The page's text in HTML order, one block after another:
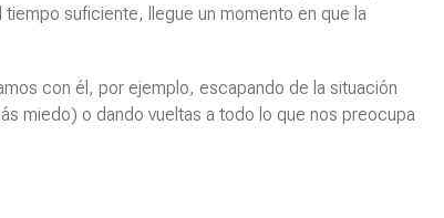
suficiente, llegue un momento en que la
con él, por ejemplo, escapando de la situación
miedo) o dando vueltas a todo lo que nos preocupa